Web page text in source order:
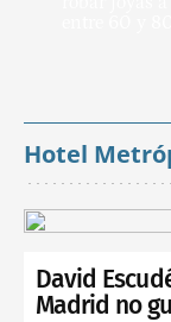
Hotel
David
Madrid no